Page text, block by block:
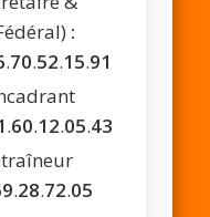
:
.70.52.15.91
.60.12.05.43
.28.72.05